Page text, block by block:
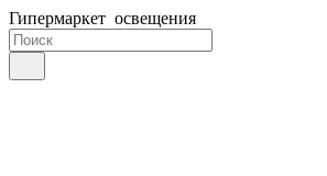
Гипермаркет освещения